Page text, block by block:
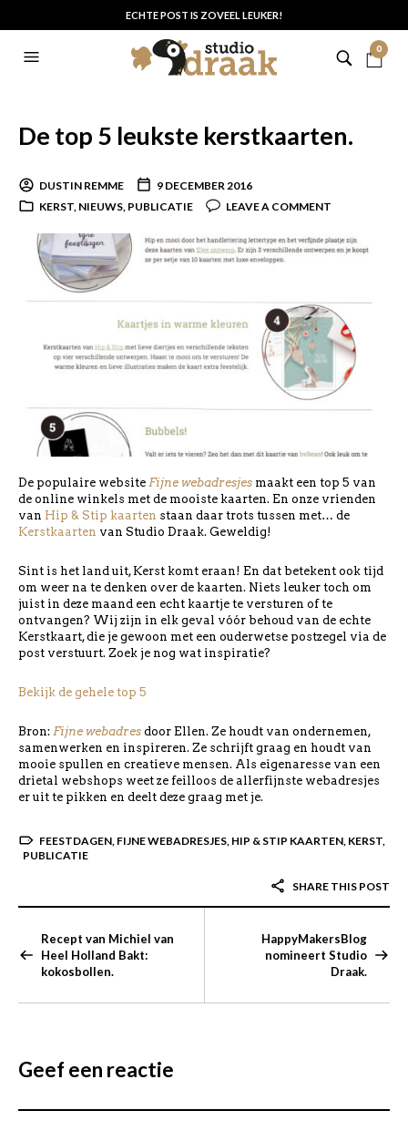
ECHTE POST IS ZOVEEL LEUKER!
0
De top 5 leukste kerstkaarten.
DUSTIN REMME
9 DECEMBER 2016
KERST, NIEUWS, PUBLICATIE LEAVE A COMMENT
De populaire website Fijne webadresjesmaakt een top 5 van
de online winkels met de mooiste kaarten. En onze vrienden
van Hip & Stip kaarten staan daar trots tussen met… de
Kerstkaarten van Studio Draak. Geweldig!
Sint is het land uit, Kerst komt eraan! En dat betekent ook tijd
om weer na te denken over de kaarten. Niets leuker toch om
juist in deze maand een echt kaartje te versturen of te
ontvangen? Wij zijn in elk geval vóór behoud van de echte
Kerstkaart, die je gewoon met een ouderwetse postzegel via de
post verstuurt. Zoek je nog wat inspiratie?
Bekijk de gehele top 5
Bron: Fijne webadresdoor Ellen. Ze houdt van ondernemen,
samenwerken en inspireren. Ze schrijft graag en houdt van
mooie spullen en creatieve mensen. Als eigenaresse van een
drietal webshops weet ze feilloos de allerfijnste webadresjes
er uit te pikken en deelt deze graag met je.
FEESTDAGEN FIJNE WEBADRESJES HIP & STIP KAARTEN KERST
PUBLICATIE
SHARE THIS POST
Recept van Michiel van
Heel Holland Bakt:
kokosbollen.
HappyMakersBlog
nomineert Studio
Draak.
Geef een reactie